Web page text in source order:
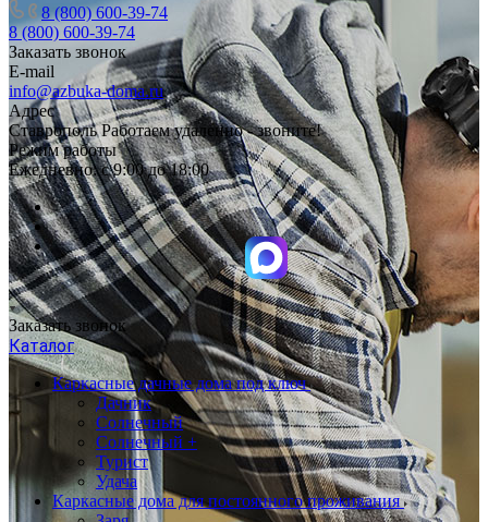
8 (800) 600-39-74
8 (800) 600-39-74
Заказать звонок
E-mail
info@azbuka-doma.ru
Адрес
Ставрополь Работаем удаленно - звоните!
Режим работы
Ежедневно: с 9:00 до 18:00
Заказать звонок
Каталог
Каркасные дачные дома под ключ
Дачник
Солнечный
Солнечный +
Турист
Удача
Каркасные дома для постоянного проживания